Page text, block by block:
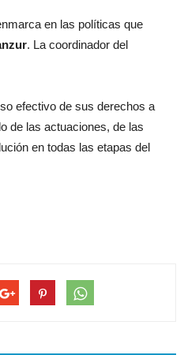
en las políticas que
. La coordinador del
efectivo de sus derechos a
de las actuaciones, de las
en todas las etapas del